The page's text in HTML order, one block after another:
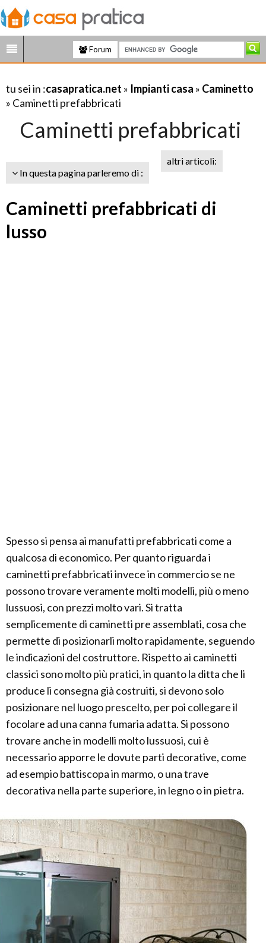
Forum
tu sei in :casapratica.net » Impianti casa » Caminetto
» Caminetti prefabbricati
Caminetti prefabbricati
In questa pagina parleremo di :
altri articoli:
Caminetti prefabbricati di
lusso
Spesso si pensa ai manufatti prefabbricati come a
qualcosa di economico. Per quanto riguarda i
caminetti prefabbricati invece in commercio se ne
possono trovare veramente molti modelli, più o meno
lussuosi, con prezzi molto vari. Si tratta
semplicemente di caminetti pre assemblati, cosa che
permette di posizionarli molto rapidamente, seguendo
le indicazioni del costruttore. Rispetto ai caminetti
classici sono molto più pratici, in quanto la ditta che li
produce li consegna già costruiti, si devono solo
posizionare nel luogo prescelto, per poi collegare il
focolare ad una canna fumaria adatta. Si possono
trovare anche in modelli molto lussuosi, cui è
necessario apporre le dovute parti decorative, come
ad esempio battiscopa in marmo, o una trave
decorativa nella parte superiore, in legno o in pietra.